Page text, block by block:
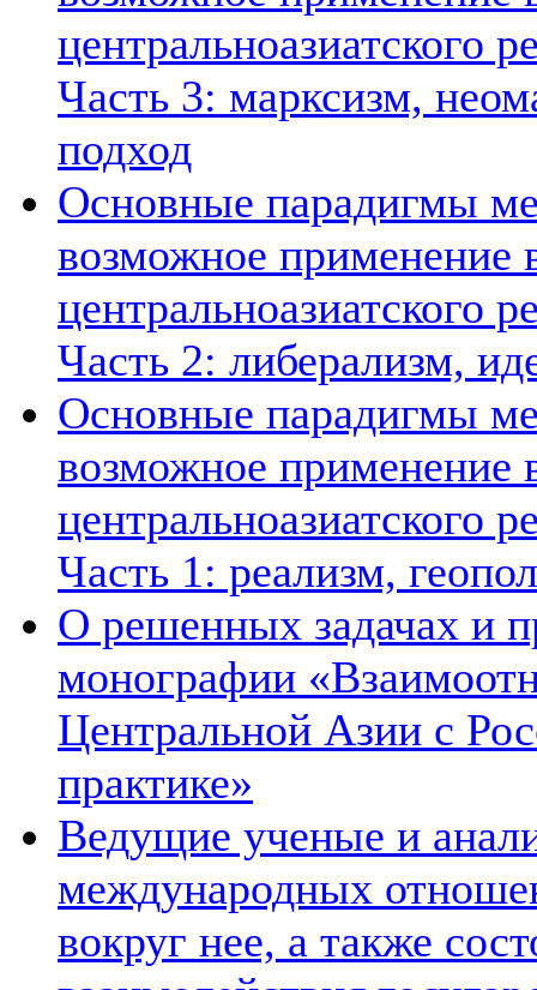
центральноазиатского
Часть 3: марксизм,
подход
Основные парадигмы
возможное применение
центральноазиатского
Часть 2: либерализм,
Основные парадигмы
возможное применение
центральноазиатского
Часть 1: реализм,
О решенных задачах и
монографии
Центральной Азии с
практике»
Ведущие ученые и
международных
вокруг нее, а также